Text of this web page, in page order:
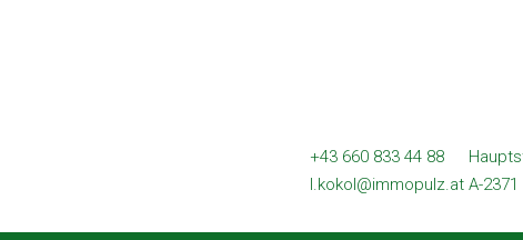
+43 660 833 44 88
l.kokol@immopulz.at A-